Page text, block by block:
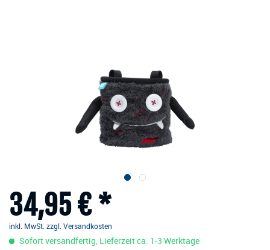
34,95 € *
inkl. MwSt. zzgl. Versandkosten
Sofort versandfertig, Lieferzeit ca. 1-3 Werktage